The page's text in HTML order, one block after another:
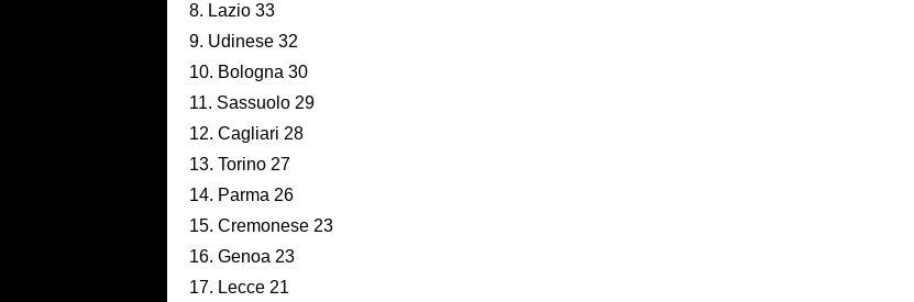
8. Lazio 33
9. Udinese 32
10. Bologna 30
11. Sassuolo 29
12. Cagliari 28
13. Torino 27
14. Parma 26
15. Cremonese 23
16. Genoa 23
17. Lecce 21